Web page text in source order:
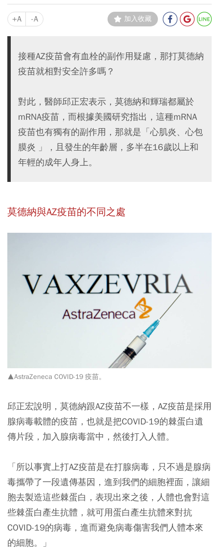
+A -A 加入收藏
接種AZ疫苗會有血栓的副作用疑慮，那打莫德納
疫苗就相對安全許多嗎？
對此，醫師邱正宏表示，莫德納和輝瑞都屬於
mRNA疫苗，而根據美國研究指出，這種mRNA
疫苗也有獨有的副作用，那就是「心肌炎、心包
膜炎 」，且發生的年齡層，多半在16歲以上和
年輕的成年人身上。
莫德納與AZ疫苗的不同之處
▲AstraZeneca COVID-19 疫苗。
邱正宏說明，莫德納跟AZ疫苗不一樣，AZ疫苗是採用
腺病毒載體的疫苗，也就是把COVID-19的棘蛋白遺
傳片段，加入腺病毒當中，然後打入人體。
「所以事實上打AZ疫苗是在打腺病毒，只不過是腺病
毒攜帶了一段遺傳基因，進到我們的細胞裡面，讓細
胞去製造這些棘蛋白，表現出來之後，人體也會對這
些棘蛋白產生抗體，就可用蛋白產生抗體來對抗
COVID-19的病毒，進而避免病毒傷害我們人體本來
的細胞。」